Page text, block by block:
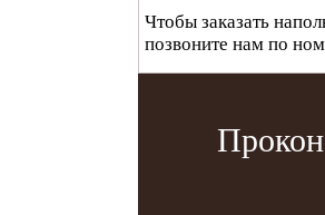
Чтобы заказать
позвоните нам по